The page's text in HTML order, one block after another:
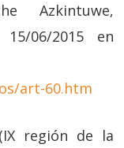
Azkintuwe,
06/2015 en
art-60.htm
región de la